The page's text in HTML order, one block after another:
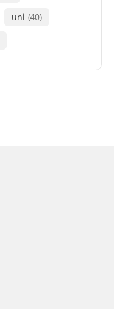
uni (40)